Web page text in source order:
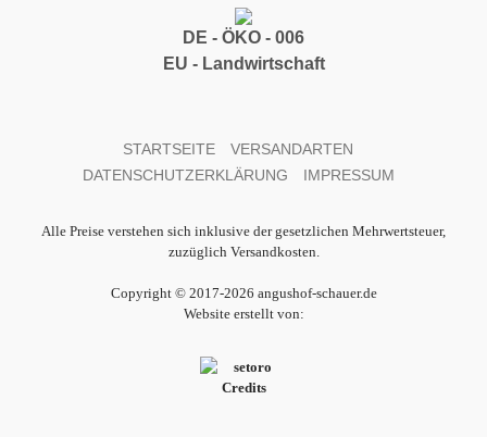
DE - ÖKO - 006
EU - Landwirtschaft
STARTSEITE
VERSANDARTEN
DATENSCHUTZERKLÄRUNG
IMPRESSUM
Alle Preise verstehen sich inklusive der gesetzlichen Mehrwertsteuer,
zuzüglich Versandkosten.
Copyright © 2017-2026 angushof-schauer.de
Website erstellt von: